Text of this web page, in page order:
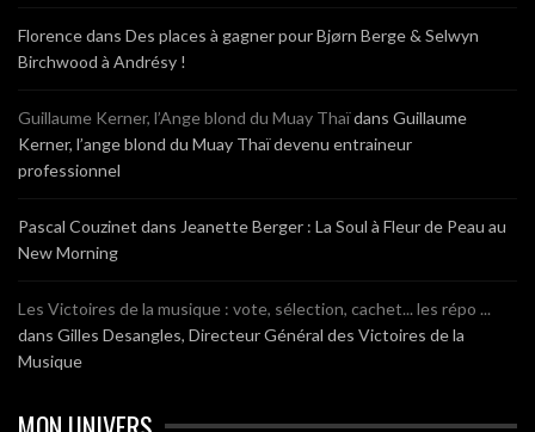
Florencedans Des places à gagner pour Bjørn Berge & Selwyn
Birchwood à Andrésy !
Guillaume Kerner, l’Ange blond du Muay Thaïdans Guillaume
Kerner, l’ange blond du Muay Thaï devenu entraineur
professionnel
Pascal Couzinet dans Jeanette Berger : La Soul à Fleur de Peau au
New Morning
Les Victoires de la musique : vote, sélection, cachet... les répo ...
dans Gilles Desangles, Directeur Général des Victoires de la
Musique